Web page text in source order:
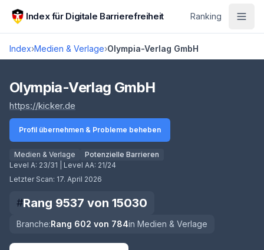
Zum Hauptinhalt springen
Index für Digitale Barrierefreiheit Ranking
Index›Medien & Verlage›Olympia-Verlag GmbH
Score lädt
Olympia-Verlag GmbH
https://kicker.de
Profil übernehmen & Probleme beheben
Medien & Verlage
Potenzielle Barrieren
Level A: 23/31 | Level AA: 21/24
Letzter Scan: 17. April 2026
#Rang 9537 von 15030
Branche:Rang 602 von 784in Medien & Verlage